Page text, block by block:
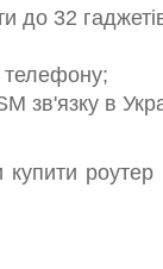
до 32
телефону;
зв'язку в